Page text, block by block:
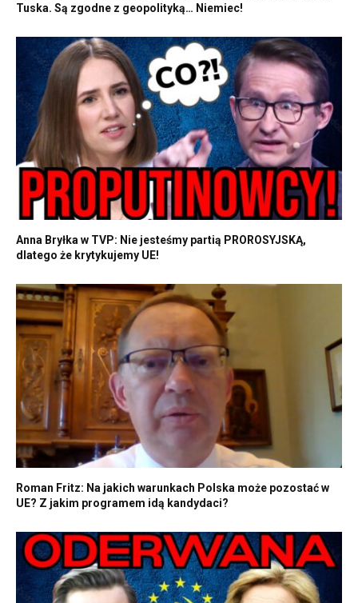
Tuska. Są zgodne z geopolityką… Niemiec!
Anna Bryłka w TVP: Nie jesteśmy partią PROROSYJSKĄ,
dlatego że krytykujemy UE!
Roman Fritz: Na jakich warunkach Polska może pozostać w
UE? Z jakim programem idą kandydaci?